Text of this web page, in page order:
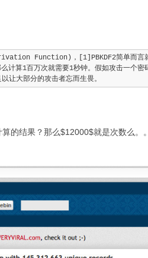
Function)，[1]PBKDF2简单而言
么计算1百万次就需要1秒钟。假如攻击一
让大部分的攻击者忘而生畏。
的结果？那么$12000$就是次数么。